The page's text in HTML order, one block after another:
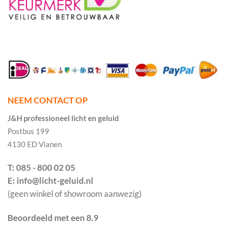
NEEM CONTACT OP
J&H professioneel licht en geluid
Postbus 199
4130 ED Vianen
T: 085 - 800 02 05
E: info@licht-geluid.nl
(geen winkel of showroom aanwezig)
Beoordeeld met een 8.9